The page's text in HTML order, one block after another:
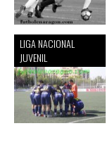
LIGA NACIONAL
JUVENIL